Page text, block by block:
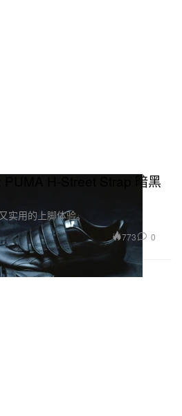
PUMA H-Street Strap 暗黑
实用的上脚体验。
773 0